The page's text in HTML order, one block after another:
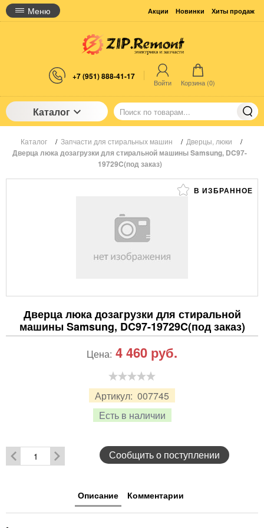
Меню Акции Новинки Хиты продаж
+7 (951) 888-41-17
Войти Корзина (0)
Каталог
Каталог / Запчасти для стиральных машин / Дверцы, люки /
Дверца люка дозагрузки для стиральной машины Samsung, DC97-
19729C(под заказ)
В ИЗБРАННОЕ
Дверца люка дозагрузки для стиральной
машины Samsung, DC97-19729C(под заказ)
Артикул: 007745
Есть в наличии
Цена: 4 460 руб.
Сообщить о поступлении
Описание Комментарии